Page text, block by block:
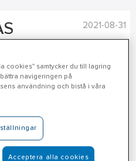
2021-08-31
om att förvärva samtliga
en årlig omsättning på cirka
en av de ledande aktörerna
cookies" samtycker du till lagring
navigeringen på
användning och bistå i våra
Acceptera alla cookies